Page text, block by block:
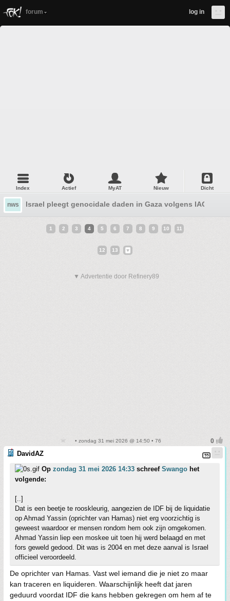
forum log in
Index Actief MyAT Nieuw Dicht
nws Israel pleegt genocidale daden in Gaza volgens IAGS #14
1 2 3 4 5 6 7 8 9 10 11
12 13
▼ Advertentie door Refinery89
• zondag 31 mei 2026 @ 14:50 • 76
DavidAZ
Op zondag 31 mei 2026 14:33 schreef Swango het
volgende:
[..]
Dat is een beetje te rooskleurig, aangezien de IDF bij de liquidatie
op Ahmad Yassin (oprichter van Hamas) niet erg voorzichtig is
geweest waardoor er mensen rondom hem ook zijn omgekomen.
Ahmad Yassin liep een moskee uit toen hij werd belaagd en met
fors geweld gedood. Dit was is 2004 en met deze aanval is Israel
officieel veroordeeld.
De oprichter van Hamas. Vast wel iemand die je niet zo maar
kan traceren en liquideren. Waarschijnlijk heeft dat jaren
geduurd voordat IDF die kans hebben gekregen om hem af te